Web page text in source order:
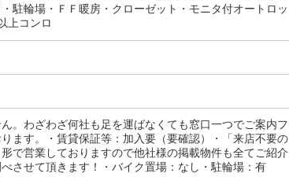
駐輪場・ＦＦ暖房・クローゼット・モニタ付オートロッ
上コンロ
。わざわざ何社も足を運ばなくても窓口一つでご案内フ
ます。・賃貸保証等：加入要（要確認）・「来店不要の
で営業しておりますので他社様の掲載物件も全てご紹介
させて頂きます！・バイク置場：なし・駐輪場：有